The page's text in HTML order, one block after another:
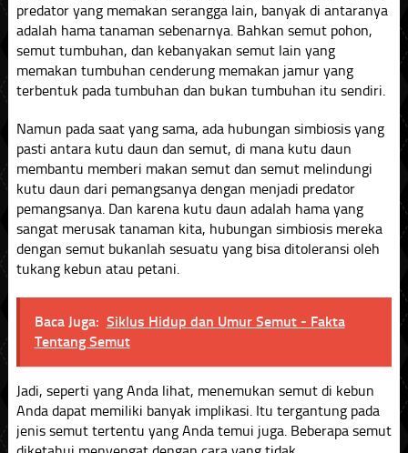
predator yang memakan serangga lain, banyak di antaranya
adalah hama tanaman sebenarnya. Bahkan semut pohon,
semut tumbuhan, dan kebanyakan semut lain yang
memakan tumbuhan cenderung memakan jamur yang
terbentuk pada tumbuhan dan bukan tumbuhan itu sendiri.
Namun pada saat yang sama, ada hubungan simbiosis yang
pasti antara kutu daun dan semut, di mana kutu daun
membantu memberi makan semut dan semut melindungi
kutu daun dari pemangsanya dengan menjadi predator
pemangsanya. Dan karena kutu daun adalah hama yang
sangat merusak tanaman kita, hubungan simbiosis mereka
dengan semut bukanlah sesuatu yang bisa ditoleransi oleh
tukang kebun atau petani.
Baca Juga: Siklus Hidup dan Umur Semut - Fakta
Tentang Semut
Jadi, seperti yang Anda lihat, menemukan semut di kebun
Anda dapat memiliki banyak implikasi. Itu tergantung pada
jenis semut tertentu yang Anda temui juga. Beberapa semut